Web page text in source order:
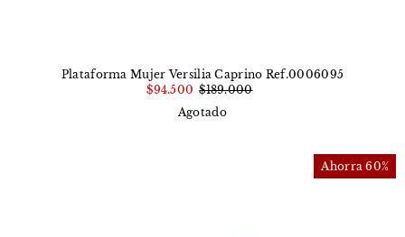
Plataforma Mujer Versilia Caprino Ref.0006095
$94.500 $189.000
Agotado
Ahorra 60%